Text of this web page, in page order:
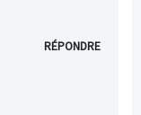
RÉPONDRE